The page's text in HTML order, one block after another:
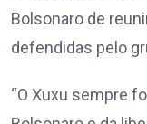
Bolsonaro de
defendidas pelo
“O Xuxu sempre